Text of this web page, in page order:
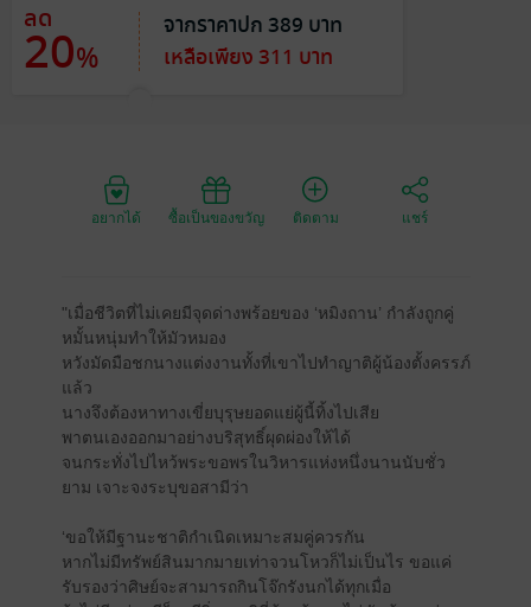
ลด
20%
จากราคาปก 389 บาท
เหลือเพียง 311 บาท
อยากได้ ซื้อเป็นของขวัญ ติดตาม แชร์
"เมื่อชีวิตที่ไม่เคยมีจุดด่างพร้อยของ ‘หมิงถาน’ กำลังถูกคู่
หมั้นหนุ่มทำให้มัวหมอง
หวังมัดมือชกนางแต่งงานทั้งที่เขาไปทำญาติผู้น้องตั้งครรภ์
แล้ว
นางจึงต้องหาทางเขี่ยบุรุษยอดแย่ผู้นี้ทิ้งไปเสีย
พาตนเองออกมาอย่างบริสุทธิ์ผุดผ่องให้ได้
จนกระทั่งไปไหว้พระขอพรในวิหารแห่งหนึ่งนานนับชั่ว
ยาม เจาะจงระบุขอสามีว่า
‘ขอให้มีฐานะชาติกำเนิดเหมาะสมคู่ควรกัน
หากไม่มีทรัพย์สินมากมายเท่าจวนโหวก็ไม่เป็นไร ขอแค่
รับรองว่าศิษย์จะสามารถกินโจ๊กรังนกได้ทุกเมื่อ